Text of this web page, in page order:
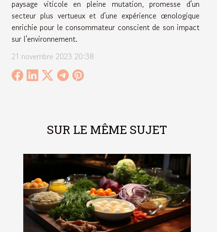
paysage viticole en pleine mutation, promesse d'un
secteur plus vertueux et d'une expérience œnologique
enrichie pour le consommateur conscient de son impact
sur l'environnement.
21 novembre 2023 20:38
SUR LE MÊME SUJET